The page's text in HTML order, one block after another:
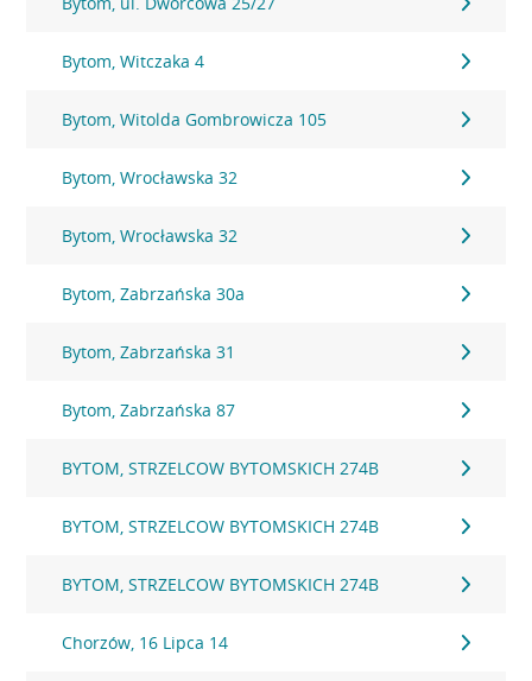
Bytom, Witczaka 4
Bytom, Witolda Gombrowicza 105
Bytom, Wrocławska 32
Bytom, Wrocławska 32
Bytom, Zabrzańska 30a
Bytom, Zabrzańska 31
Bytom, Zabrzańska 87
BYTOM, STRZELCOW BYTOMSKICH 274B
BYTOM, STRZELCOW BYTOMSKICH 274B
BYTOM, STRZELCOW BYTOMSKICH 274B
Chorzów, 16 Lipca 14